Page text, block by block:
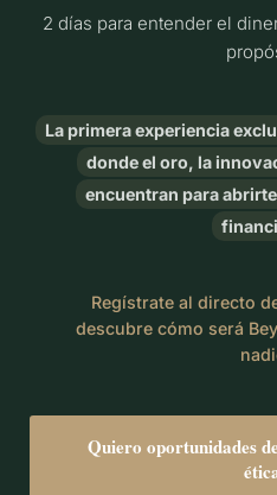
2 días para entender el
La primera experiencia
donde el oro, la
encuentran para
Regístrate al directo
descubre cómo será
Quiero oportunidades